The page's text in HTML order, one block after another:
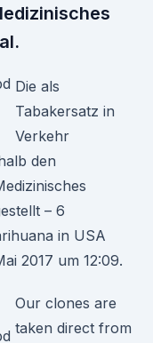
Die als
Tabakersatz in
Verkehr
den
– 6
in USA
2017 um 12:09.
Our clones are
taken direct from